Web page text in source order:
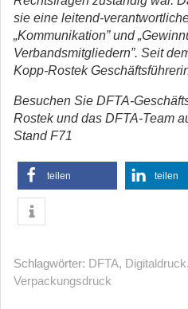
sie eine leitend-
„Kommunikation” und
Verbandsmitgliedern”. Seit
Kopp-Rostek
Besuchen Sie DFTA-
Rostek und das DFTA-Team
Stand F71
teilen teilen
Schlagwörter: DFTA, Digitaldruck,
Verpackungsdruck